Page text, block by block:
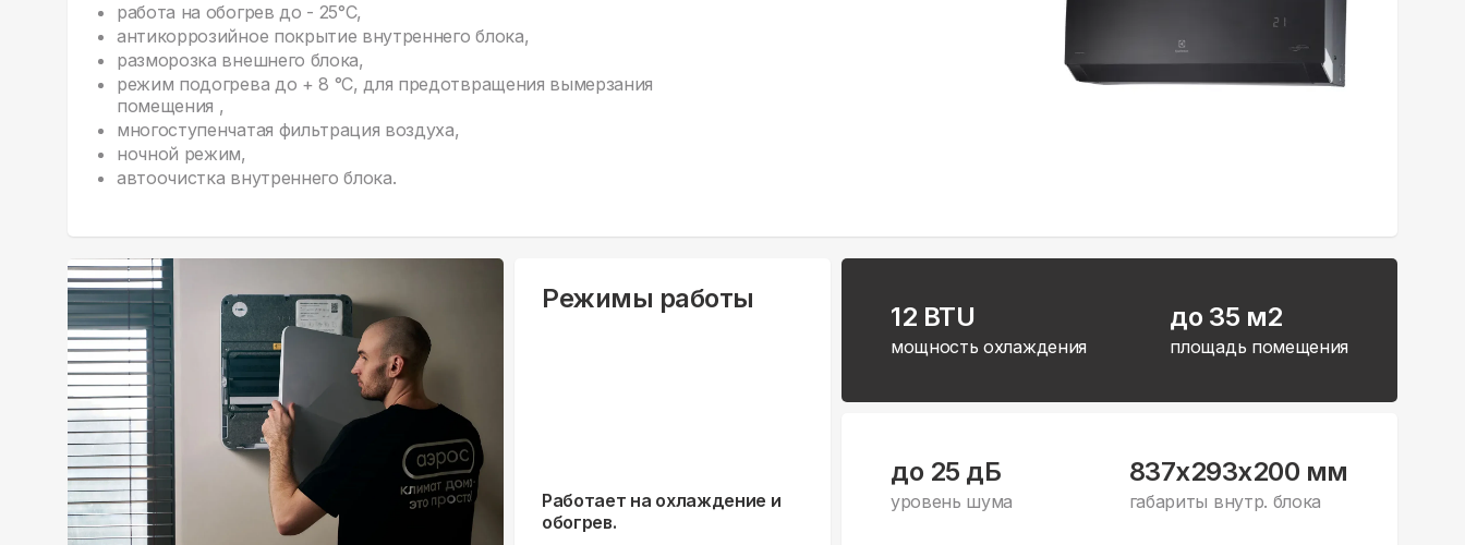
работа на обогрев до - 25°С,
антикоррозийное покрытие внутреннего блока,
разморозка внешнего блока,
режим подогрева до + 8 °С, для предотвращения вымерзания
помещения ,
многоступенчатая фильтрация воздуха,
ночной режим,
автоочистка внутреннего блока.
Режимы работы
Работает на охлаждение и
обогрев.
12 BTU
мощность охлаждения
до 35 м2
площадь помещения
до 25 дБ
уровень шума
837x293x200 мм
габариты внутр. блока